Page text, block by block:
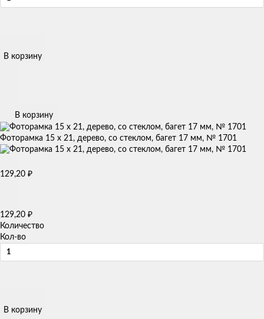
В корзину
В корзину
Фоторамка 15 х 21, дерево, со стеклом, багет 17 мм, № 1701
129,20 ₽
129,20 ₽
Количество
Кол-во
В корзину